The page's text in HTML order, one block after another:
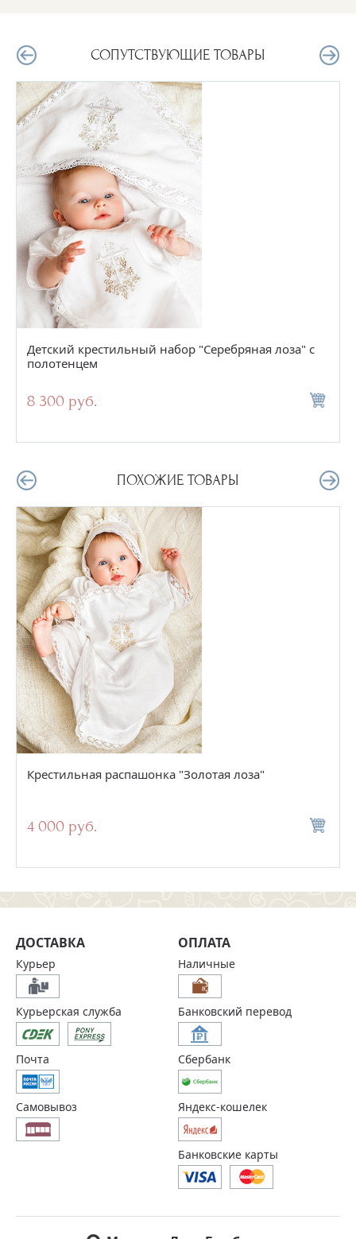
СОПУТСТВУЮЩИЕ ТОВАРЫ
Детский крестильный набор "Серебряная лоза" с
полотенцем
8 300 руб.
ПОХОЖИЕ ТОВАРЫ
Крестильная распашонка "Золотая лоза"
4 000 руб.
ДОСТАВКА
Курьер
Курьерская служба
Почта
Самовывоз
ОПЛАТА
Наличные
Банковский перевод
Сбербанк
Яндекс-кошелек
Банковские карты